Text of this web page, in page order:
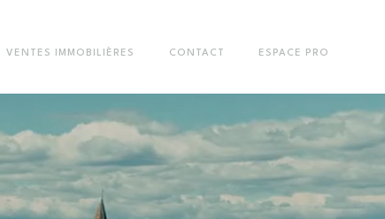
VENTES IMMOBILIÈRES CONTACT ESPACE PRO